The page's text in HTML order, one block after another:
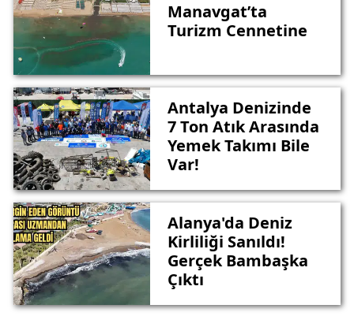
Manavgat’ta
Turizm Cennetine
Antalya Denizinde
7 Ton Atık Arasında
Yemek Takımı Bile
Var!
Alanya'da Deniz
Kirliliği Sanıldı!
Gerçek Bambaşka
Çıktı